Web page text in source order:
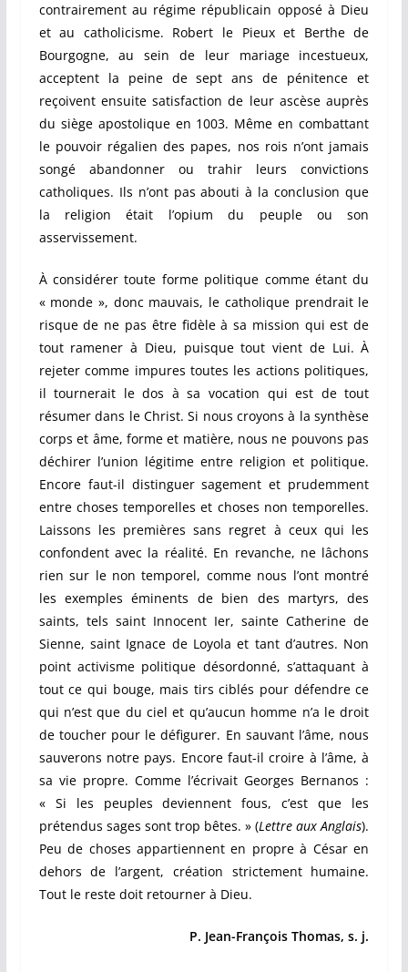
contrairement au régime républicain opposé à Dieu
et au catholicisme. Robert le Pieux et Berthe de
Bourgogne, au sein de leur mariage incestueux,
acceptent la peine de sept ans de pénitence et
reçoivent ensuite satisfaction de leur ascèse auprès
du siège apostolique en 1003. Même en combattant
le pouvoir régalien des papes, nos rois n’ont jamais
songé abandonner ou trahir leurs convictions
catholiques. Ils n’ont pas abouti à la conclusion que
la religion était l’opium du peuple ou son
asservissement.
À considérer toute forme politique comme étant du
« monde », donc mauvais, le catholique prendrait le
risque de ne pas être fidèle à sa mission qui est de
tout ramener à Dieu, puisque tout vient de Lui. À
rejeter comme impures toutes les actions politiques,
il tournerait le dos à sa vocation qui est de tout
résumer dans le Christ. Si nous croyons à la synthèse
corps et âme, forme et matière, nous ne pouvons pas
déchirer l’union légitime entre religion et politique.
Encore faut-il distinguer sagement et prudemment
entre choses temporelles et choses non temporelles.
Laissons les premières sans regret à ceux qui les
confondent avec la réalité. En revanche, ne lâchons
rien sur le non temporel, comme nous l’ont montré
les exemples éminents de bien des martyrs, des
saints, tels saint Innocent Ier, sainte Catherine de
Sienne, saint Ignace de Loyola et tant d’autres. Non
point activisme politique désordonné, s’attaquant à
tout ce qui bouge, mais tirs ciblés pour défendre ce
qui n’est que du ciel et qu’aucun homme n’a le droit
de toucher pour le défigurer. En sauvant l’âme, nous
sauverons notre pays. Encore faut-il croire à l’âme, à
sa vie propre. Comme l’écrivait Georges Bernanos :
« Si les peuples deviennent fous, c’est que les
prétendus sages sont trop bêtes. » (Lettre aux Anglais).
Peu de choses appartiennent en propre à César en
dehors de l’argent, création strictement humaine.
Tout le reste doit retourner à Dieu.
P. Jean-François Thomas, s. j.